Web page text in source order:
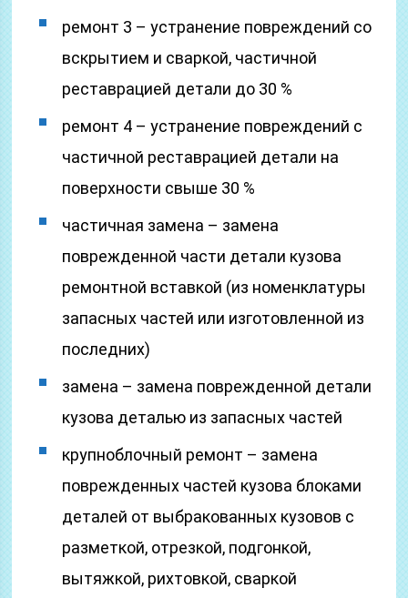
ремонт 3 – устранение повреждений со
вскрытием и сваркой, частичной
реставрацией детали до 30 %
ремонт 4 – устранение повреждений с
частичной реставрацией детали на
поверхности свыше 30 %
частичная замена – замена
поврежденной части детали кузова
ремонтной вставкой (из номенклатуры
запасных частей или изготовленной из
последних)
замена – замена поврежденной детали
кузова деталью из запасных частей
крупноблочный ремонт – замена
поврежденных частей кузова блоками
деталей от выбракованных кузовов с
разметкой, отрезкой, подгонкой,
вытяжкой, рихтовкой, сваркой